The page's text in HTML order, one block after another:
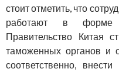
стоит отметить, что
работают в форме
Правительство Китая
таможенных органов и
соответственно,